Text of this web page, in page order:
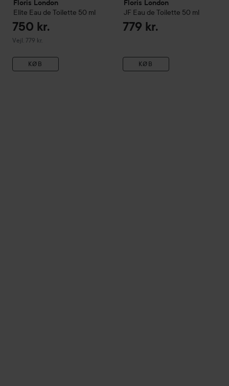
Floris London
Elite Eau de Toilette 50 ml
750 kr.
Vejl. 779 kr.
Vejledende pris 779 kr.
KØB
Floris London
JF Eau de Toilette 50 ml
779 kr.
KØB